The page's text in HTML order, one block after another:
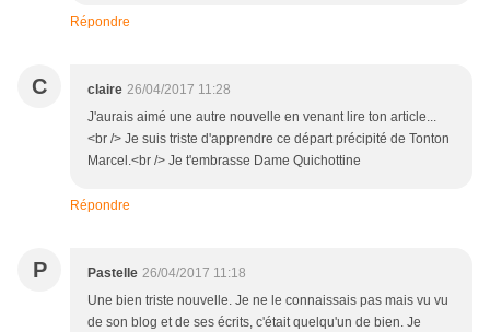
Répondre
C claire 26/04/2017 11:28
J'aurais aimé une autre nouvelle en venant lire ton article...
<br /> Je suis triste d'apprendre ce départ précipité de Tonton
Marcel.<br /> Je t'embrasse Dame Quichottine
Répondre
P Pastelle 26/04/2017 11:18
Une bien triste nouvelle. Je ne le connaissais pas mais vu vu
de son blog et de ses écrits, c'était quelqu'un de bien. Je